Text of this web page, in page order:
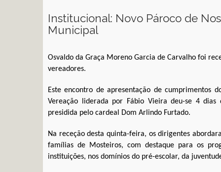
Institucional: Novo Pároco de
Municipal
Osvaldo da Graça Moreno Garcia de Carvalho foi
vereadores.
Este encontro de apresentação de cumprimentos
Vereação liderada por Fábio Vieira deu-se 4
presidida pelo cardeal Dom Arlindo Furtado.
Na receção desta quinta-feira, os dirigentes
famílias de Mosteiros, com destaque para os
instituições, nos domínios do pré-escolar, da